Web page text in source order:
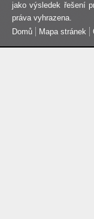
jako výsledek řešení
práva vyhrazena.
Domů
Mapa stránek